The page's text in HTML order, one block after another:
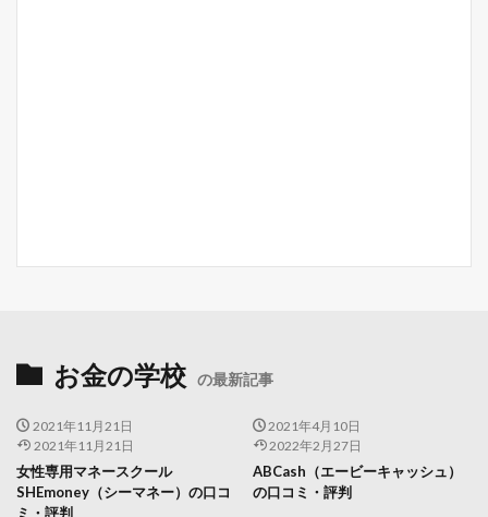
お金の学校 の最新記事
2021年11月21日
2021年11月21日
女性専用マネースクール
SHEmoney（シーマネー）の口コ
ミ・評判
2021年4月10日
2022年2月27日
ABCash（エービーキャッシュ）
の口コミ・評判